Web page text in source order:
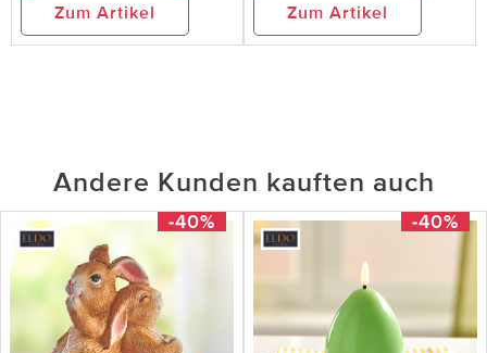
Zum Artikel Zum Artikel
Andere Kunden kauften auch
-40% -40%